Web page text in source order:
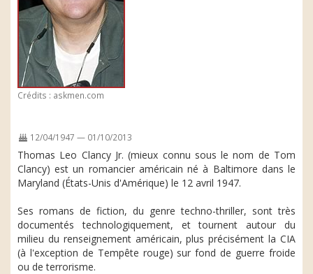
Crédits : askmen.com
12/04/1947 — 01/10/2013
Thomas Leo Clancy Jr. (mieux connu sous le nom de Tom
Clancy) est un romancier américain né à Baltimore dans le
Maryland (États-Unis d'Amérique) le 12 avril 1947.
Ses romans de fiction, du genre techno-thriller, sont très
documentés technologiquement, et tournent autour du
milieu du renseignement américain, plus précisément la CIA
(à l'exception de Tempête rouge) sur fond de guerre froide
ou de terrorisme.